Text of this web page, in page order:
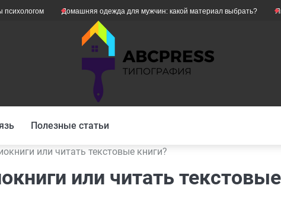
Домашняя одежда для мужчин: какой материал выбрать? Як уникнути
Полезные статьи
или читать текстовые книги?
или читать текстовые